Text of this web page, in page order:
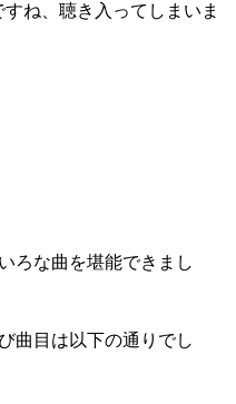
ね、聴き入ってしまいま
ろな曲を堪能できまし
曲目は以下の通りでし